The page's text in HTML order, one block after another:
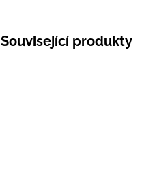
Související produkty